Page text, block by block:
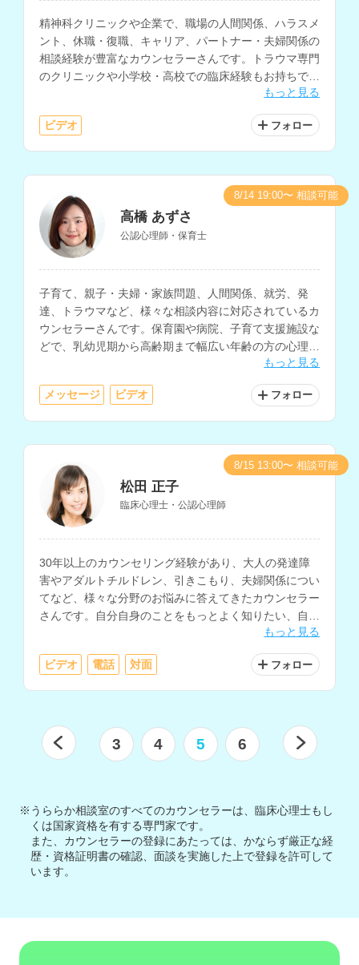
精神科クリニックや企業で、職場の人間関係、ハラスメ
ント、休職・復職、キャリア、パートナー・夫婦関係の
相談経験が豊富なカウンセラーさんです。トラウマ専門
のクリニックや小学校・高校での臨床経験もお持ちで、
PTSD、自己理解、子育て等の相談も得意とされていま
もっと見る
ビデオ フォロー
高橋 あずさ
公認心理師・保育士
子育て、親子・夫婦・家族問題、人間関係、就労、発
達、トラウマなど、様々な相談内容に対応されているカ
ウンセラーさんです。保育園や病院、子育て支援施設な
どで、乳幼児期から高齢期まで幅広い年齢の方の心理支
もっと見る
メッセージ ビデオ フォロー
8/14 19:00〜 相談可能
松田 正子
臨床心理士・公認心理師
30年以上のカウンセリング経験があり、大人の発達障
害やアダルトチルドレン、引きこもり、夫婦関係につい
てなど、様々な分野のお悩みに答えてきたカウンセラー
さんです。自分自身のことをもっとよく知りたい、自分
らしく生きたいと考えている方にもおすすめです。
もっと見る
ビデオ 電話 対面 フォロー
8/15 13:00〜 相談可能
3 4 5 6
※うららか相談室のすべてのカウンセラーは、臨床心理士もし
くは国家資格を有する専門家です。
また、カウンセラーの登録にあたっては、かならず厳正な経
歴・資格証明書の確認、面談を実施した上で登録を許可して
います。